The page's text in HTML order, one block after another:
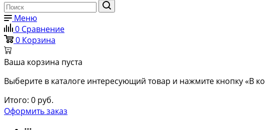
Меню
0 Сравнение
0 Корзина
Ваша корзина пуста
Выберите в каталоге интересующий товар и нажмите кнопку «В
Итого: 0 руб.
Оформить заказ